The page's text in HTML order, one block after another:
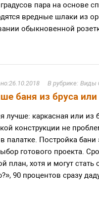
пара на
вредные шлаки из
обыкновенной
26.10.2018 Виды
баня из бруса
лучше: каркасная или из
конструкции не
палатке. Постройка
готового проекта.
план, хотя и могут
90 процентов сразу